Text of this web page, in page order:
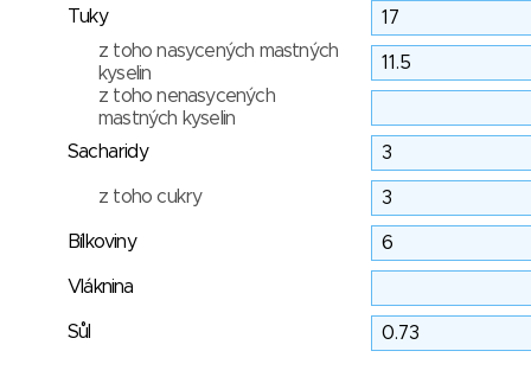
Tuky
z toho nasycených mastných
kyselin
z toho nenasycených
mastných kyselin
Sacharidy
z toho cukry
Bílkoviny
Vláknina
Sůl